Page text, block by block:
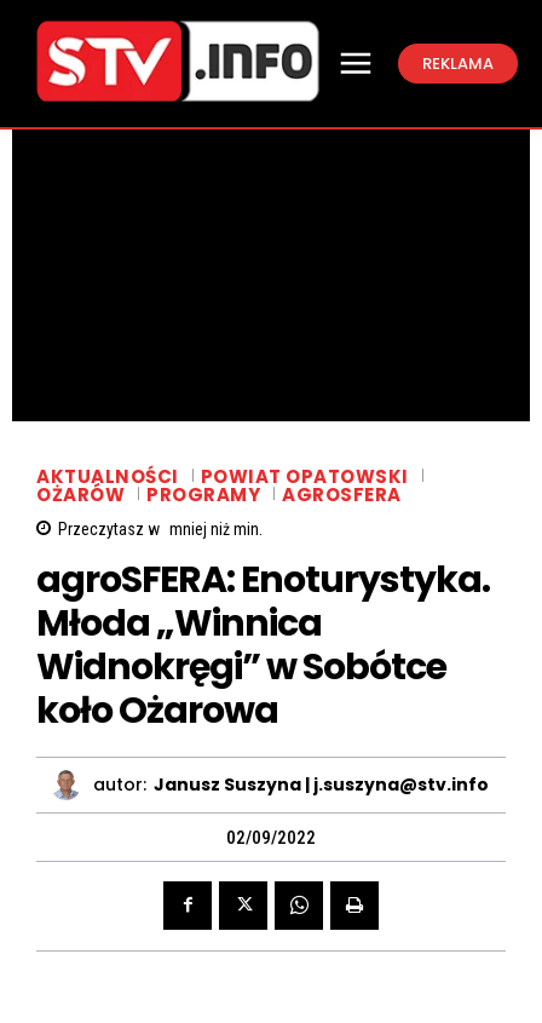
REKLAMA
AKTUALNOŚCI POWIAT OPATOWSKI
OŻARÓW PROGRAMY AGROSFERA
Przeczytasz w mniej niżmin.
agroSFERA: Enoturystyka.
Młoda „Winnica
Widnokręgi” w Sobótce
koło Ożarowa
autor: Janusz Suszyna | j.suszyna@stv.info
02/09/2022